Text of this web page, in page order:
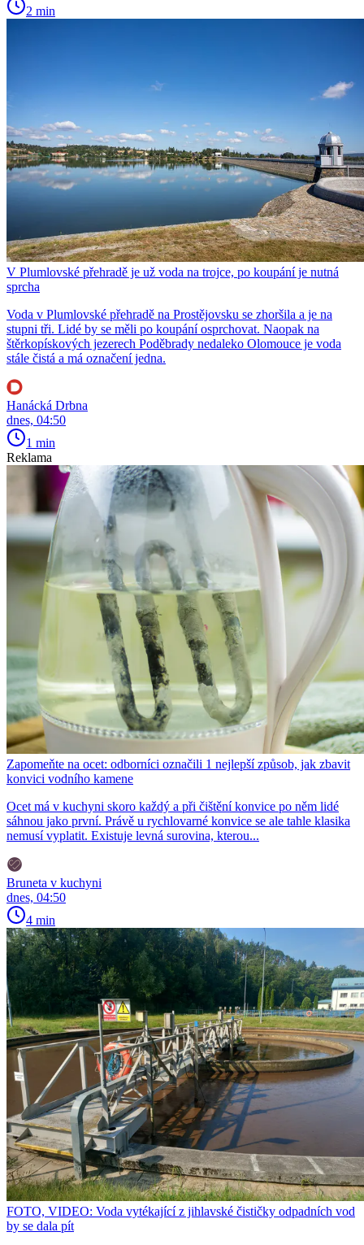
2 min
V Plumlovské přehradě je už voda na trojce, po koupání je nutná
sprcha
Voda v Plumlovské přehradě na Prostějovsku se zhoršila a je na
stupni tři. Lidé by se měli po koupání osprchovat. Naopak na
štěrkopískových jezerech Poděbrady nedaleko Olomouce je voda
stále čistá a má označení jedna.
Hanácká Drbna
dnes, 04:50
1 min
Reklama
Zapomeňte na ocet: odborníci označili 1 nejlepší způsob, jak zbavit
konvici vodního kamene
Ocet má v kuchyni skoro každý a při čištění konvice po něm lidé
sáhnou jako první. Právě u rychlovarné konvice se ale tahle klasika
nemusí vyplatit. Existuje levná surovina, kterou...
Bruneta v kuchyni
dnes, 04:50
4 min
FOTO, VIDEO: Voda vytékající z jihlavské čističky odpadních vod
by se dala pít